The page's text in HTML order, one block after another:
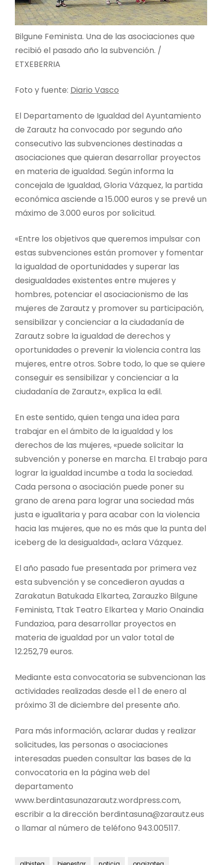
Bilgune Feminista. Una de las asociaciones que
recibió el pasado año la subvención. /
ETXEBERRIA
Foto y fuente: Diario Vasco
El Departamento de Igualdad del Ayuntamiento
de Zarautz ha convocado por segundo año
consecutivo las subvenciones destinadas a
asociaciones que quieran desarrollar proyectos
en materia de igualdad. Según informa la
concejala de Igualdad, Gloria Vázquez, la partida
económica asciende a 15.000 euros y se prevé un
máximo de 3.000 euros por solicitud.
«Entre los objetivos que queremos impulsar con
estas subvenciones están promover y fomentar
la igualdad de oportunidades y superar las
desigualdades existentes entre mujeres y
hombres, potenciar el asociacionismo de las
mujeres de Zarautz y promover su participación,
sensibilizar y concienciar a la ciudadanía de
Zarautz sobre la igualdad de derechos y
oportunidades o prevenir la violencia contra las
mujeres, entre otros. Sobre todo, lo que se quiere
conseguir es sensibilizar y concienciar a la
ciudadanía de Zarautz», explica la edil.
En este sentido, quien tenga una idea para
trabajar en el ámbito de la igualdad y los
derechos de las mujeres, «puede solicitar la
subvención y ponerse en marcha. El trabajo para
lograr la igualdad incumbe a toda la sociedad.
Cada persona o asociación puede poner su
grano de arena para lograr una sociedad más
justa e igualitaria y para acabar con la violencia
hacia las mujeres, que no es más que la punta del
iceberg de la desigualdad», aclara Vázquez.
El año pasado fue presentada por primera vez
esta subvención y se concedieron ayudas a
Zarakatun Batukada Elkartea, Zarauzko Bilgune
Feminista, Ttak Teatro Elkartea y Mario Onaindia
Fundazioa, para desarrollar proyectos en
materia de igualdad por un valor total de
12.252,79 euros.
Mediante esta convocatoria se subvencionan las
actividades realizadas desde el 1 de enero al
próximo 31 de diciembre del presente año.
Para más información, aclarar dudas y realizar
solicitudes, las personas o asociaciones
interesadas pueden consultar las bases de la
convocatoria en la página web del
departamento
www.berdintasunazarautz.wordpress.com,
escribir a la dirección berdintasuna@zarautz.eus
o llamar al número de teléfono 943.005117.